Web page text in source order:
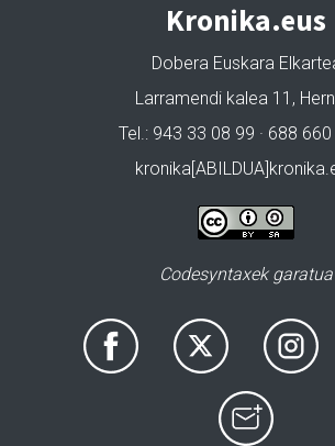
Kronika.eus
Dobera Euskara
Larramendi kalea 11,
Tel.: 943 33 08 99 · 688 660
Codesyntaxek garatua